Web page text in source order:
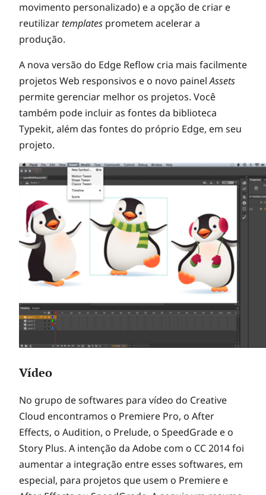
movimento personalizado) e a opção de criar e
reutilizartemplates prometem acelerar a
produção.
A nova versão do Edge Reflow cria mais facilmente
projetos Web responsivos e o novo painelAssets
permite gerenciar melhor os projetos. Você
também pode incluir as fontes da biblioteca
Typekit, além das fontes do próprio Edge, em seu
projeto.
Vídeo
No grupo de softwares para vídeo do Creative
Cloud encontramos o Premiere Pro, o After
Effects, o Audition, o Prelude, o SpeedGrade e o
Story Plus. A intenção da Adobe com o CC 2014 foi
aumentar a integração entre esses softwares, em
especial, para projetos que usem o Premiere e